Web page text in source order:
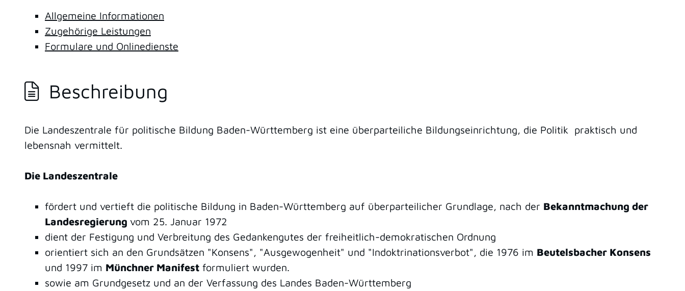
Allgemeine Informationen
Zugehörige Leistungen
Formulare und Onlinedienste
Beschreibung
Die Landeszentrale für politische Bildung Baden-Württemberg ist eine überparteiliche Bildungseinrichtung, die Politik praktisch und
lebensnah vermittelt.
Die Landeszentrale
fördert und vertieft die politische Bildung in Baden-Württemberg auf überparteilicher Grundlage, nach der Bekanntmachung der
Landesregierung vom 25. Januar 1972
dient der Festigung und Verbreitung des Gedankengutes der freiheitlich-demokratischen Ordnung
orientiert sich an den Grundsätzen "Konsens", "Ausgewogenheit" und "Indoktrinationsverbot", die 1976 im Beutelsbacher Konsens
und 1997 im Münchner Manifest formuliert wurden.
sowie am Grundgesetz und an der Verfassung des Landes Baden-Württemberg